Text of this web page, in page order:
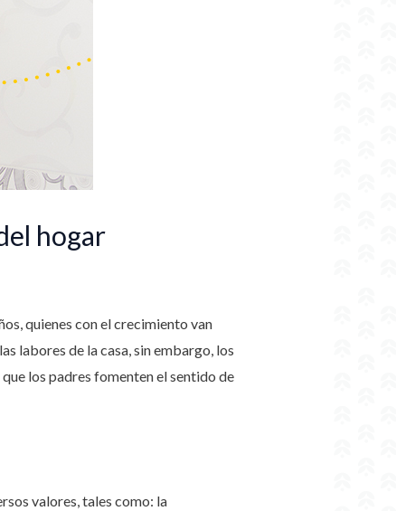
hogar
quienes con el crecimiento van
labores de la casa, sin embargo, los
los padres fomenten el sentido de
valores, tales como: la